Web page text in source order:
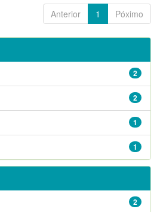
Anterior 1 Póximo
2
2
1
1
2